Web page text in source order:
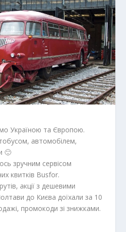
Україною та Європою.
автомобілем,
🙂
зручним сервісом
квитків Busfor.
акції з дешевими
до Києва доїхали за 10
промокоди зі знижками.